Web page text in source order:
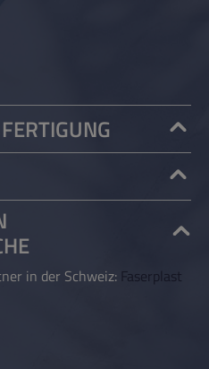
in der Schweiz: Faserplast